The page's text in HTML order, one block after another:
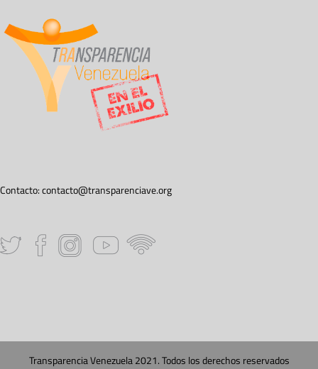
Contacto:contacto@transparenciave.org
Transparencia Venezuela 2021. Todos los derechos reservados